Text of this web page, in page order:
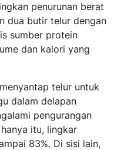
penurunan berat
dua butir telur dengan
sumber protein
dan kalori yang
telur untuk
dalam delapan
pengurangan
itu, lingkar
83%. Di sisi lain,